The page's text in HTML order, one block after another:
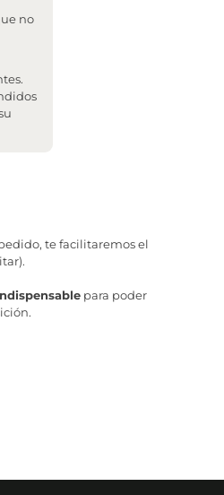
no
te facilitaremos el
para poder